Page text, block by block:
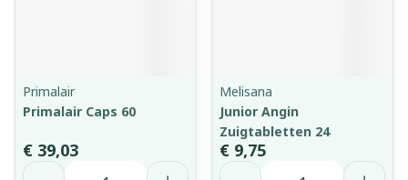
Primalair
Primalair Caps 60
€ 39,03
Aantal
Melisana
Junior Angin
Zuigtabletten 24
€ 9,75
Aantal